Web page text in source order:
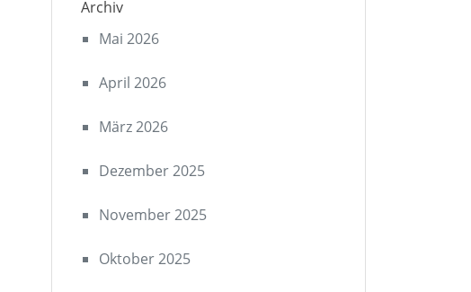
Archiv
Mai 2026
April 2026
März 2026
Dezember 2025
November 2025
Oktober 2025